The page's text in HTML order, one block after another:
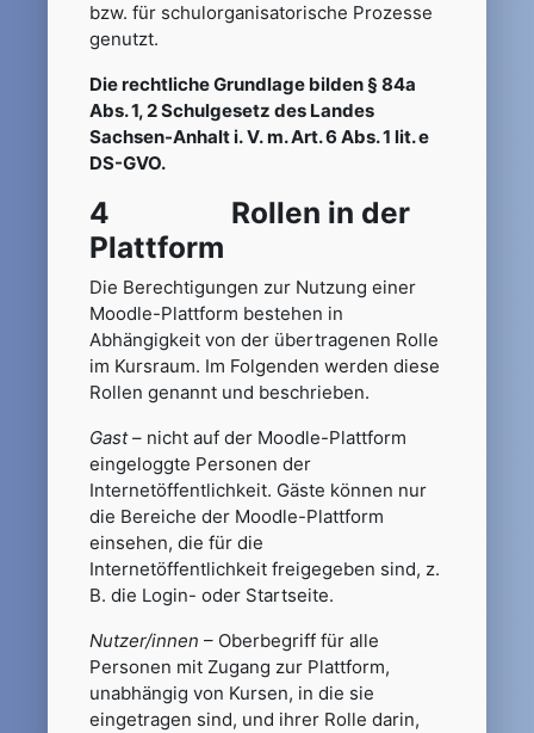
bzw. für schulorganisatorische Prozesse
genutzt.
Die rechtliche Grundlage bilden § 84a
Abs. 1, 2 Schulgesetz des Landes
Sachsen-Anhalt i. V. m. Art. 6 Abs. 1 lit. e
DS-GVO.
4 Rollen in der
Plattform
Die Berechtigungen zur Nutzung einer
Moodle-Plattform bestehen in
Abhängigkeit von der übertragenen Rolle
im Kursraum. Im Folgenden werden diese
Rollen genannt und beschrieben.
Gast– nicht auf der Moodle-Plattform
eingeloggte Personen der
Internetöffentlichkeit. Gäste können nur
die Bereiche der Moodle-Plattform
einsehen, die für die
Internetöffentlichkeit freigegeben sind, z.
B. die Login- oder Startseite.
Nutzer/innen – Oberbegriff für alle
Personen mit Zugang zur Plattform,
unabhängig von Kursen, in die sie
eingetragen sind, und ihrer Rolle darin,